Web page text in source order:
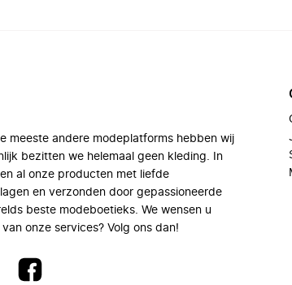
meeste andere modeplatforms hebben wij
bezitten we helemaal geen kleding. In
al onze producten met liefde
en verzonden door gepassioneerde
beste modeboetieks. We wensen u
onze services? Volg ons dan!